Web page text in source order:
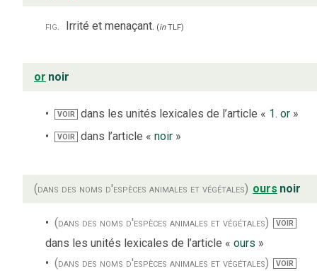
fig. Irrité et menaçant. (inTLF)
or noir
VOIR dans les unités lexicales de l’article « 1. or »
VOIR dans l’article «noir »
(dans des noms d'espèces animales et végétales) ours noir
(dans des noms d'espèces animales et végétales) VOIR
dans les unités lexicales de l’article « ours »
(dans des noms d'espèces animales et végétales)
VOIR